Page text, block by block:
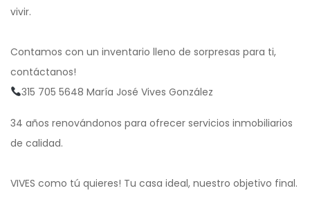
vivir.
Contamos con un inventario lleno de sorpresas para ti,
contáctanos!
315 705 5648 María José Vives González
34 años renovándonos para ofrecer servicios inmobiliarios
de calidad.
VIVES como tú quieres! Tu casa ideal, nuestro objetivo final.